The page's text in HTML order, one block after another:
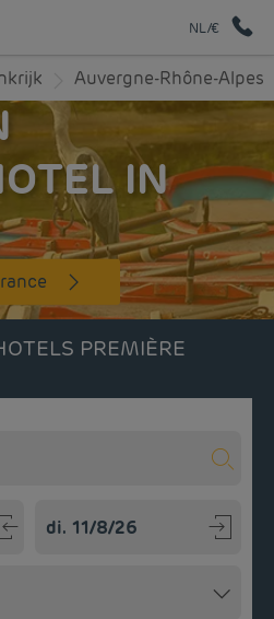
NL/€
Auvergne-Rhône-Alpes
IN
PREMIÈRE